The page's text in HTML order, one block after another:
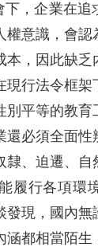
，企業在追
權意識，會認
本，因此缺乏
現行法令框架
平等的教育
還必須全面性
隸、迫遷、自
履行各項環
發現，國內無
涵都相當陌生